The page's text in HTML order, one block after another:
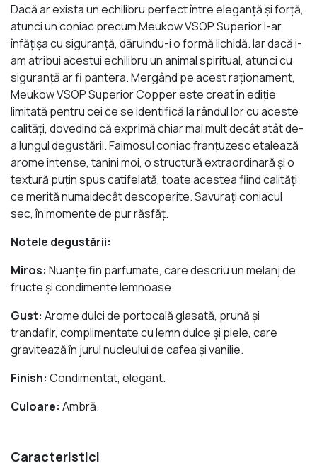
Dacă ar exista un echilibru perfect între eleganţă şi forţă,
atunci un coniac precum Meukow VSOP Superior l-ar
înfăţişa cu siguranţă, dăruindu-i o formă lichidă. Iar dacă i-
am atribui acestui echilibru un animal spiritual, atunci cu
siguranţă ar fi pantera. Mergând pe acest raţionament,
Meukow VSOP Superior Copper este creat în ediţie
limitată pentru cei ce se identifică la rândul lor cu aceste
calităţi, dovedind că exprimă chiar mai mult decât atât de-
a lungul degustării. Faimosul coniac franţuzesc etalează
arome intense, tanini moi, o structură extraordinară şi o
textură puţin spus catifelată, toate acestea fiind calităţi
ce merită numaidecât descoperite. Savuraţi coniacul
sec, în momente de pur răsfăţ.
Notele degustării:
Miros: Nuanţe fin parfumate, care descriu un melanj de
fructe şi condimente lemnoase.
Gust: Arome dulci de portocală glasată, prună şi
trandafir, complimentate cu lemn dulce şi piele, care
gravitează în jurul nucleului de cafea şi vanilie.
Finish: Condimentat, elegant.
Culoare: Ambră.
Caracteristici